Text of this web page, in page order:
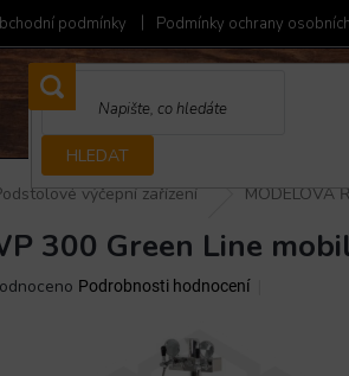
podmínky Podmínky ochrany
HLEDAT
výčepní zařízení MODELOVÁ
300 Green Line
Podrobnosti hodnocení